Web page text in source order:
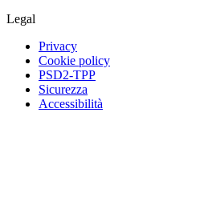
Legal
Privacy
Cookie policy
PSD2-TPP
Sicurezza
Accessibilità